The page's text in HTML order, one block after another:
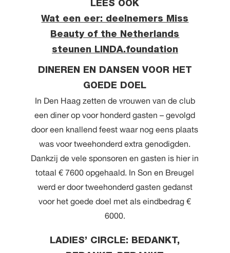
LEES OOK
Wat een eer: deelnemers Miss
Beauty of the Netherlands
steunen LINDA.foundation
DINEREN EN DANSEN VOOR HET
GOEDE DOEL
In Den Haag zetten de vrouwen van de club
een diner op voor honderd gasten – gevolgd
door een knallend feest waar nog eens plaats
was voor tweehonderd extra genodigden.
Dankzij de vele sponsoren en gasten is hier in
totaal € 7600 opgehaald. In Son en Breugel
werd er door tweehonderd gasten gedanst
voor het goede doel met als eindbedrag €
6000.
LADIES’ CIRCLE: BEDANKT,